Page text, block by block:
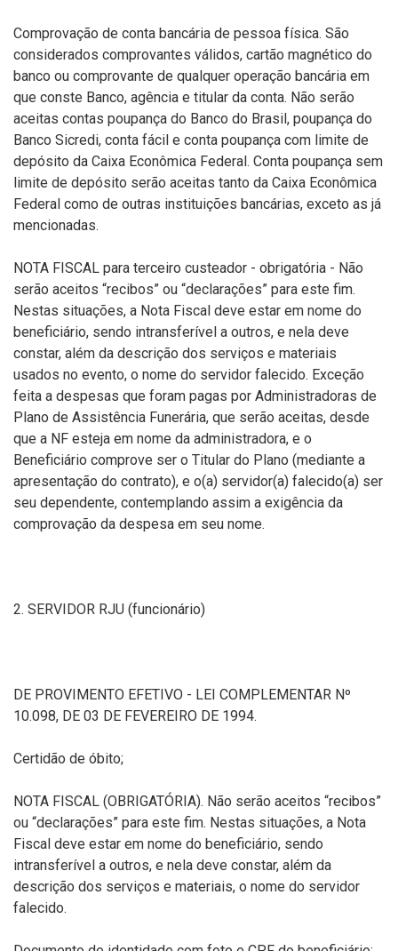
Comprovação de conta bancária de pessoa física. São
considerados comprovantes válidos, cartão magnético do
banco ou comprovante de qualquer operação bancária em
que conste Banco, agência e titular da conta. Não serão
aceitas contas poupança do Banco do Brasil, poupança do
Banco Sicredi, conta fácil e conta poupança com limite de
depósito da Caixa Econômica Federal. Conta poupança sem
limite de depósito serão aceitas tanto da Caixa Econômica
Federal como de outras instituições bancárias, exceto as já
mencionadas.
NOTA FISCAL para terceiro custeador - obrigatória - Não
serão aceitos “recibos” ou “declarações” para este fim.
Nestas situações, a Nota Fiscal deve estar em nome do
beneficiário, sendo intransferível a outros, e nela deve
constar, além da descrição dos serviços e materiais
usados no evento, o nome do servidor falecido. Exceção
feita a despesas que foram pagas por Administradoras de
Plano de Assistência Funerária, que serão aceitas, desde
que a NF esteja em nome da administradora, e o
Beneficiário comprove ser o Titular do Plano (mediante a
apresentação do contrato), e o(a) servidor(a) falecido(a) ser
seu dependente, contemplando assim a exigência da
comprovação da despesa em seu nome.
2. SERVIDOR RJU (funcionário)
DE PROVIMENTO EFETIVO - LEI COMPLEMENTAR Nº
10.098, DE 03 DE FEVEREIRO DE 1994.
Certidão de óbito;
NOTA FISCAL (OBRIGATÓRIA). Não serão aceitos “recibos”
ou “declarações” para este fim. Nestas situações, a Nota
Fiscal deve estar em nome do beneficiário, sendo
intransferível a outros, e nela deve constar, além da
descrição dos serviços e materiais, o nome do servidor
falecido.